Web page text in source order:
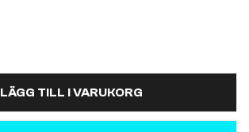
LÄGG TILL I VARUKORG